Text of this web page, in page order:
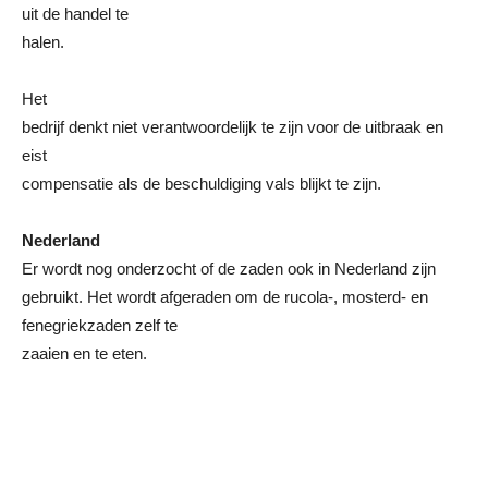
uit de handel te
halen.
Het
bedrijf denkt niet verantwoordelijk te zijn voor de uitbraak en
eist
compensatie als de beschuldiging vals blijkt te zijn.
Nederland
Er wordt nog onderzocht of de zaden ook in Nederland zijn
gebruikt. Het wordt afgeraden om de rucola-, mosterd- en
fenegriekzaden zelf te
zaaien en te eten.